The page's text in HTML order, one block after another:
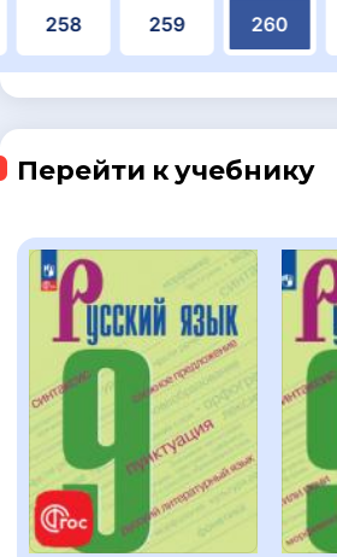
258 259 260
Перейти к учебнику